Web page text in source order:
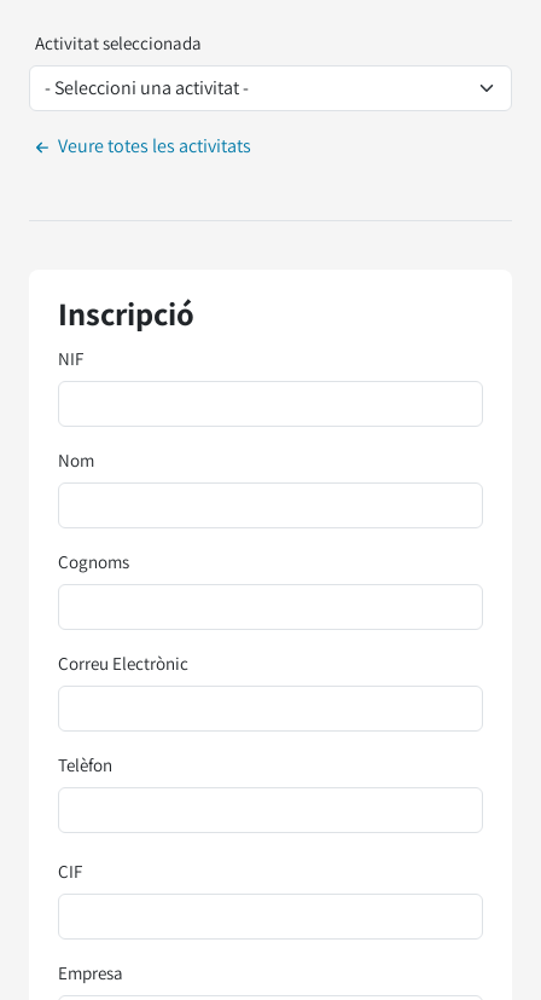
Activitat seleccionada
Veure totes les activitats
Inscripció
NIF
Nom
Cognoms
Correu Electrònic
Telèfon
CIF
Empresa